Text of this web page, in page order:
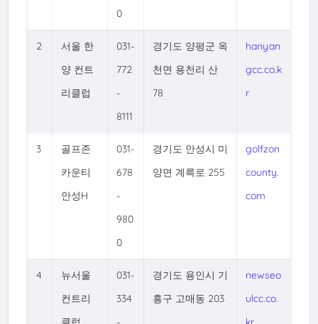
0
2
서울 한
양 컨트
리클럽
031-
772
-
8111
경기도 양평군 옥
천면 용천리 산
78
hanyan
gcc.co.k
r
3
골프존
카운티
안성H
031-
678
-
980
0
경기도 안성시 미
양면 계륵로 255
golfzon
county.
com
4
뉴서울
컨트리
031-
334
경기도 용인시 기
흥구 고매동 203
newseo
ulcc.co.